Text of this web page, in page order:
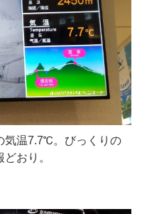
気温7.7℃。びっくりの
おり。